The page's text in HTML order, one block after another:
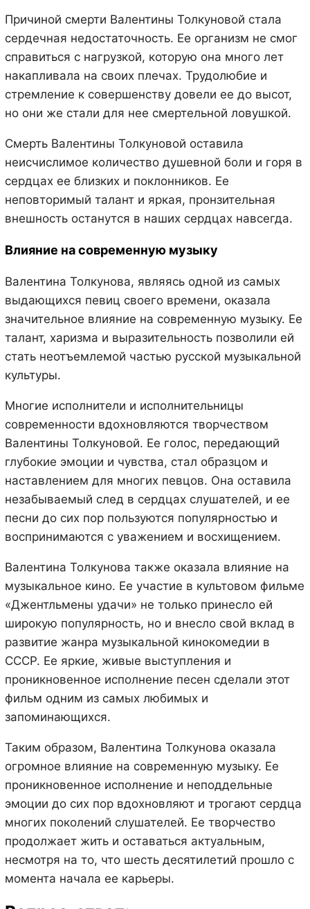
Причиной смерти Валентины Толкуновой стала
сердечная недостаточность. Ее организм не смог
справиться с нагрузкой, которую она много лет
накапливала на своих плечах. Трудолюбие и
стремление к совершенству довели ее до высот,
но они же стали для нее смертельной ловушкой.
Смерть Валентины Толкуновой оставила
неисчислимое количество душевной боли и горя в
сердцах ее близких и поклонников. Ее
неповторимый талант и яркая, пронзительная
внешность останутся в наших сердцах навсегда.
Влияние на современную музыку
Валентина Толкунова, являясь одной из самых
выдающихся певиц своего времени, оказала
значительное влияние на современную музыку. Ее
талант, харизма и выразительность позволили ей
стать неотъемлемой частью русской музыкальной
культуры.
Многие исполнители и исполнительницы
современности вдохновляются творчеством
Валентины Толкуновой. Ее голос, передающий
глубокие эмоции и чувства, стал образцом и
наставлением для многих певцов. Она оставила
незабываемый след в сердцах слушателей, и ее
песни до сих пор пользуются популярностью и
воспринимаются с уважением и восхищением.
Валентина Толкунова также оказала влияние на
музыкальное кино. Ее участие в культовом фильме
«Джентльмены удачи» не только принесло ей
широкую популярность, но и внесло свой вклад в
развитие жанра музыкальной кинокомедии в
СССР. Ее яркие, живые выступления и
проникновенное исполнение песен сделали этот
фильм одним из самых любимых и
запоминающихся.
Таким образом, Валентина Толкунова оказала
огромное влияние на современную музыку. Ее
проникновенное исполнение и неподдельные
эмоции до сих пор вдохновляют и трогают сердца
многих поколений слушателей. Ее творчество
продолжает жить и оставаться актуальным,
несмотря на то, что шесть десятилетий прошло с
момента начала ее карьеры.